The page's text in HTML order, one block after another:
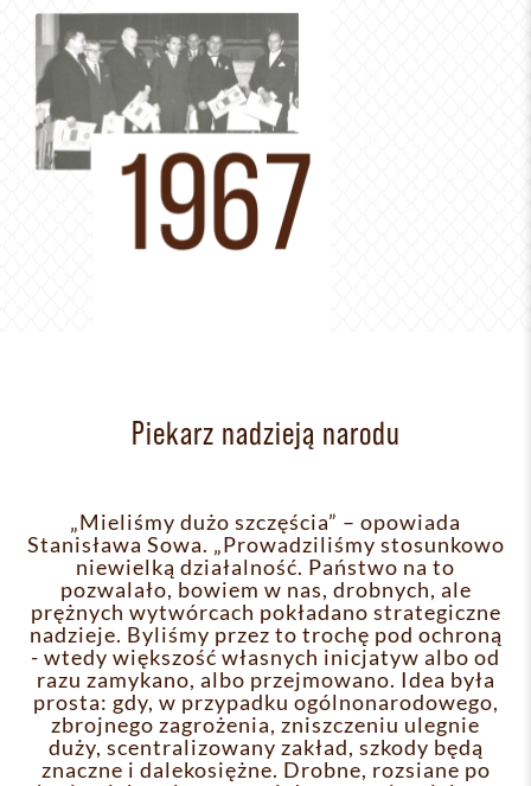
Piekarz nadzieją narodu
„Mieliśmy dużo szczęścia” – opowiada
Stanisława Sowa. „Prowadziliśmy stosunkowo
niewielką działalność. Państwo na to
pozwalało, bowiem w nas, drobnych, ale
prężnych wytwórcach pokładano strategiczne
nadzieje. Byliśmy przez to trochę pod ochroną
- wtedy większość własnych inicjatyw albo od
razu zamykano, albo przejmowano. Idea była
prosta: gdy, w przypadku ogólnonarodowego,
zbrojnego zagrożenia, zniszczeniu ulegnie
duży, scentralizowany zakład, szkody będą
znaczne i dalekosiężne. Drobne, rozsiane po